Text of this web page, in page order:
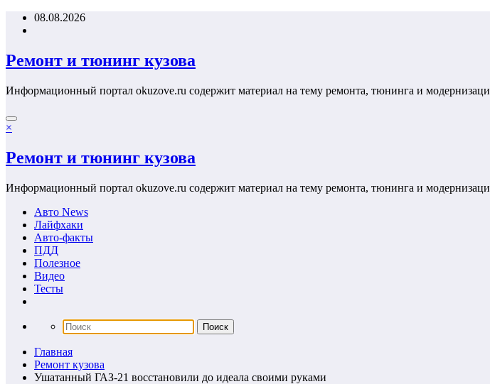
Перейти08.08.2026
Ремонт и тюнинг кузова
Информационный портал okuzove.ru содержит материал на тему ремонта, тюнинга и
×
Ремонт и тюнинг кузова
Информационный портал okuzove.ru содержит материал на тему ремонта, тюнинга и
Авто News
Лайфхаки
Авто-факты
ПДД
Полезное
Видео
Тесты
Главная
Ремонт кузова
Ушатанный ГАЗ-21 восстановили до идеала своими руками